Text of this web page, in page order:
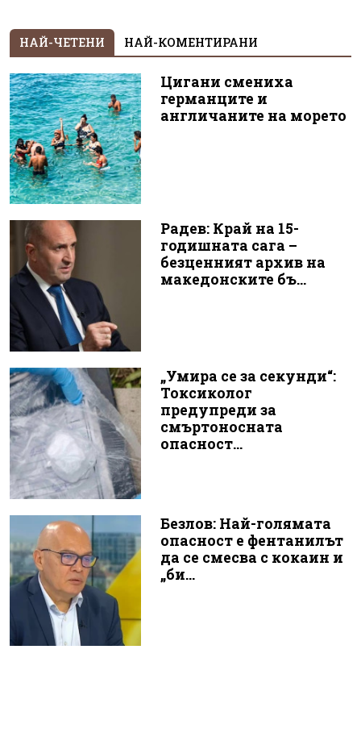
НАЙ-ЧЕТЕНИ НАЙ-КОМЕНТИРАНИ
Цигани смениха
германците и
англичаните на морето
Радев: Край на 15-
годишната сага –
безценният архив на
македонските бъ...
„Умира се за секунди“:
Токсиколог
предупреди за
смъртоносната
опасност...
Безлов: Най-голямата
опасност е фентанилът
да се смесва с кокаин и
„би...